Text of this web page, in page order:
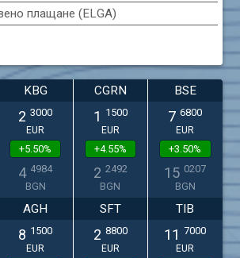
плащане (ELGA)
KBG
2 3000
EUR
+5.50%
4 4984
BGN
CGRN
1 1500
EUR
+4.55%
2 2492
BGN
BSE
7 6800
EUR
+3.50%
15 0207
BGN
AGH
8 1500
EUR
SFT
2 8800
EUR
TIB
11 7000
EUR